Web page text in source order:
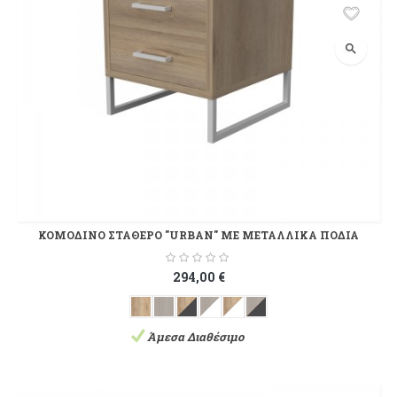
search
ΚΟΜΟΔΙΝΟ ΣΤΑΘΕΡΟ "URBAN" ΜΕ ΜΕΤΑΛΛΙΚΑ ΠΟΔΙΑ
294,00 €
Άμεσα Διαθέσιμο